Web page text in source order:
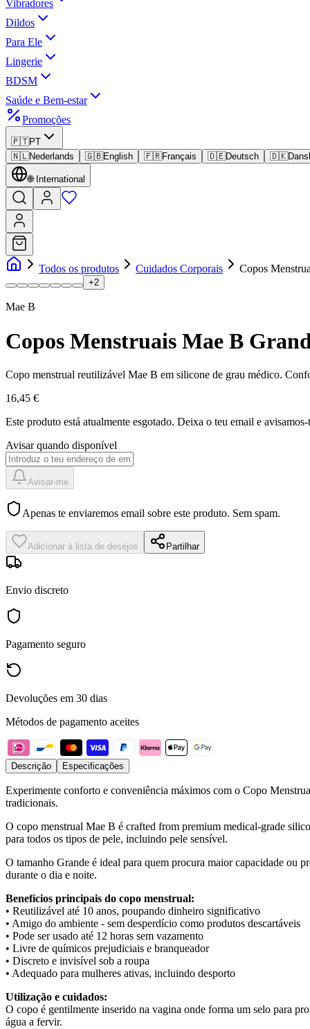
Vibradores
Dildos
Para Ele
Lingerie
BDSM
Saúde e Bem-estar
Promoções
🇵🇹PT
🇳🇱Nederlands 🇬🇧English 🇫🇷Français 🇩🇪Deutsch 🇩🇰
🌐 International
Todos os produtos Cuidados Corporais Copos
+2
Mae B
Copos Menstruais Mae B
Copo menstrual reutilizável Mae B em silicone de grau médico.
16,45 €
Este produto está atualmente esgotado. Deixa o teu email e
Avisar quando disponível
Avisar-me
Apenas te enviaremos email sobre este produto. Sem spam.
Adicionar à lista de desejos Partilhar
Envio discreto
Pagamento seguro
Devoluções em 30 dias
Métodos de pagamento aceites
Descrição Especificações
Experimente conforto e conveniência máximos com o Copo
tradicionais.
O copo menstrual Mae B é crafted from premium medical-grade
para todos os tipos de pele, incluindo pele sensível.
O tamanho Grande é ideal para quem procura maior capacidade ou
durante o dia e noite.
Benefícios principais do copo menstrual:
• Reutilizável até 10 anos, poupando dinheiro significativo
• Amigo do ambiente - sem desperdício como produtos descartáveis
• Pode ser usado até 12 horas sem vazamento
• Livre de químicos prejudiciais e branqueador
• Discreto e invisível sob a roupa
• Adequado para mulheres ativas, incluindo desporto
Utilização e cuidados:
O copo é gentilmente inserido na vagina onde forma um selo para
água a fervir.